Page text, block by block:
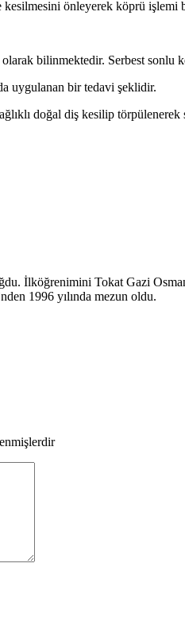
önleyerek köprü işlemi
bilinmektedir. Serbest sonlu
uygulanan bir tedavi şeklidir.
doğal diş kesilip
İlköğrenimini Tokat Gazi
1996 yılında mezun oldu.